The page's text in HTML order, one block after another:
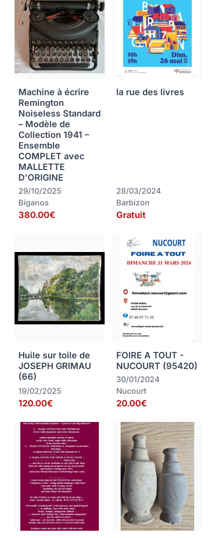
Machine à écrire
Remington
Noiseless Standard
– Modèle de
Collection 1941 –
Ensemble
COMPLET avec
MALLETTE
D'ORIGINE
29/10/2025
Biganos
380.00€
la rue des livres
28/03/2024
Barbizon
Gratuit
Huile sur toile de
JOSEPH GRIMAU
(66)
19/02/2025
120.00€
FOIRE A TOUT -
NUCOURT (95420)
30/01/2024
Nucourt
20.00€